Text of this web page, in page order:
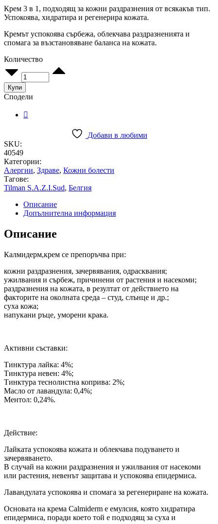
Крем 3 в 1, подходящ за кожни раздразнения от всякакъв тип.
Успокоява, хидратира и регенерира кожата.
Кремът успокоява сърбежа, облекчава раздразненията и
спомага за възстановяване баланса на кожата.
Количество
Калмидерм
крем
40
г
quantity
Купи
Сподели
Добави в любими
SKU:
40549
Категории:
Алергии, Здраве, Кожни болести
Тагове:
Tilman S.A.Z.I.Sud, Белгия
Описание
Допълнителна информация
Описание
Калмидерм,крем се препоръчва при:
кожни раздразнения, зачервявания, одрасквания;
ужилвания и сърбеж, причинени от растения и насекоми;
раздразнения на кожата, в резултат от действието на
факторите на околната среда – студ, слънце и др.;
суха кожа;
напукани ръце, уморени крака.
Активни съставки:
Тинктура лайка: 4%;
Тинктура невен: 4%;
Тинктура теснолистна коприва: 2%;
Масло от лавандула: 0,4%;
Ментол: 0,24%.
Действие:
Лайката успокоява кожата и облекчава подуването и
зачервяването.
В случай на кожни раздразнения и ужилвания от насекоми
или растения, невенът защитава и успокоява епидермиса.
Лавандулата успокоява и спомага за регенериране на кожата.
Основата на крема Calmiderm е емулсия, която хидратира
епидермиса, поради което той е подходящ за суха и